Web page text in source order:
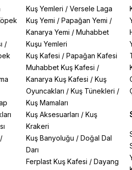
/
/
Kuş Yemleri / Versele Laga
Kuş Yemi / Papağan Yemi /
Kanarya Yemi / Muhabbet
Kuşu Yemleri
Kuş Kafesi / Papağan Kafesi
Muhabbet Kuş Kafesi /
Kanarya Kuş Kafesi / Kuş
Oyuncakları / Kuş Tünekleri /
Kuş Mamaları
Kuş Aksesuarları / Kuş
Krakeri
Kuş Banyoluğu / Doğal Dal
Darı
Ferplast Kuş Kafesi / Dayang